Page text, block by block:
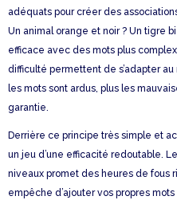
adéquats pour créer des
Un animal orange et noir ? Un tigre
efficace avec des mots plus
difficulté permettent de s’adapter
les mots sont ardus, plus les
garantie.
Derrière ce principe très simple et
un jeu d’une efficacité redoutable.
niveaux promet des heures de fous
empêche d’ajouter vos propres